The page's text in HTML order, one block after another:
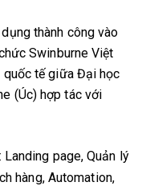
thành công vào
Swinburne Việt
quốc tế giữa Đại học
(Úc) hợp tác với
: Landing page, Quản lý
hàng, Automation,